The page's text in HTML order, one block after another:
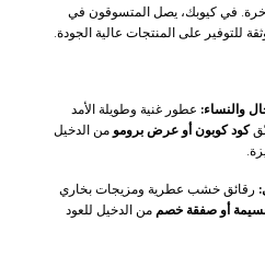
في كيوبك، يصل المتسوقون في
للتوفير على المنتجات عالية الجودة.
والنساء: عطور غنية وطويلة الأمد
كود كوبون أو عرض برومو من الدخيل
رقائق خشب عطرية ومزيجات بخاري
أو صفقة خصم من الدخيل للعود